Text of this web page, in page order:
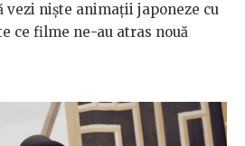
vezi niște animații japoneze cu
ce filme ne-au atras nouă